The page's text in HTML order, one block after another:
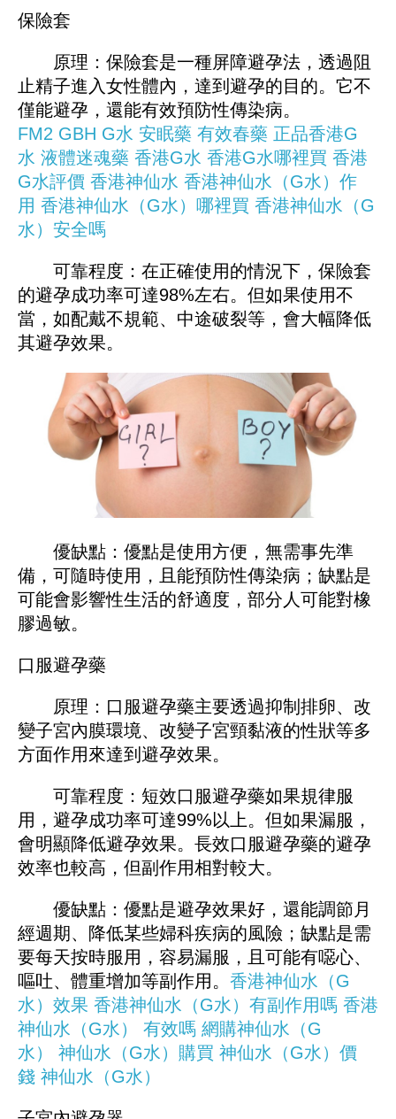
保險套
原理：保險套是一種屏障避孕法，透過阻
止精子進入女性體內，達到避孕的目的。它不
僅能避孕，還能有效預防性傳染病。
FM2 GBH G水 安眠藥 有效春藥 正品香港G
水 液體迷魂藥 香港G水 香港G水哪裡買 香港
G水評價 香港神仙水 香港神仙水（G水）作
用 香港神仙水（G水）哪裡買 香港神仙水（G
水）安全嗎
可靠程度：在正確使用的情況下，保險套
的避孕成功率可達98%左右。但如果使用不
當，如配戴不規範、中途破裂等，會大幅降低
其避孕效果。
優缺點：優點是使用方便，無需事先準
備，可隨時使用，且能預防性傳染病；缺點是
可能會影響性生活的舒適度，部分人可能對橡
膠過敏。
口服避孕藥
原理：口服避孕藥主要透過抑制排卵、改
變子宮內膜環境、改變子宮頸黏液的性狀等多
方面作用來達到避孕效果。
可靠程度：短效口服避孕藥如果規律服
用，避孕成功率可達99%以上。但如果漏服，
會明顯降低避孕效果。長效口服避孕藥的避孕
效率也較高，但副作用相對較大。
優缺點：優點是避孕效果好，還能調節月
經週期、降低某些婦科疾病的風險；缺點是需
要每天按時服用，容易漏服，且可能有噁心、
嘔吐、體重增加等副作用。 香港神仙水（G
水）效果 香港神仙水（G水）有副作用嗎 香港
神仙水（G水）
有效嗎 網購神仙水（G
水）
神仙水（G水） 購買 神仙水（G水） 價
錢 神仙水（G水）